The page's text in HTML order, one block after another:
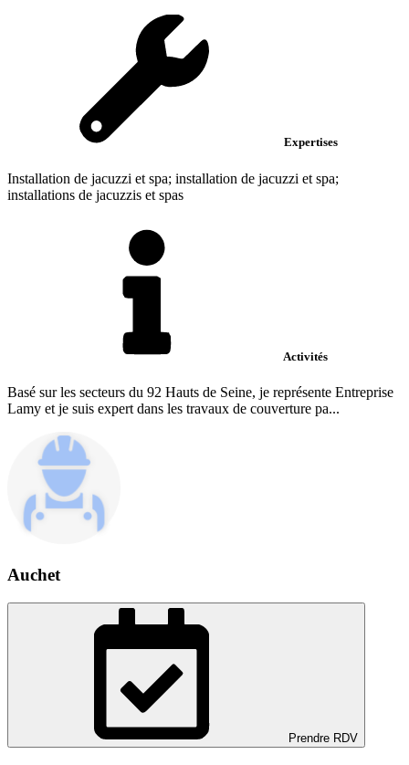
Expertises
Installation de jacuzzi et spa; installation de jacuzzi et spa;
installations de jacuzzis et spas
Activités
Basé sur les secteurs du 92 Hauts de Seine, je représente Entreprise
Lamy et je suis expert dans les travaux de couverture pa...
Auchet
Prendre RDV